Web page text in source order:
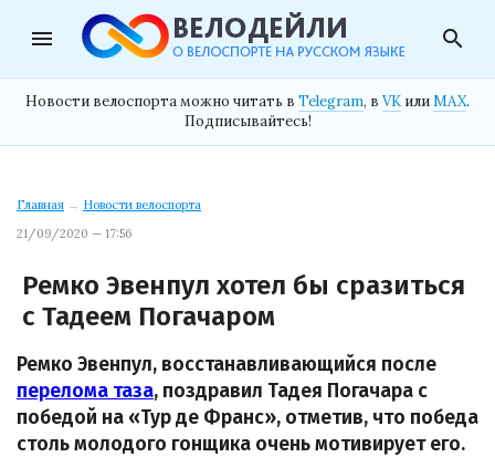
menu search
Новости велоспорта можно читать в Telegram, в VK илиMAX.
Подписывайтесь!
Главная → Новости велоспорта
21/09/2020 — 17:56
Ремко Эвенпул хотел бы сразиться
с Тадеем Погачаром
Ремко Эвенпул, восстанавливающийся после
перелома таза, поздравил Тадея Погачара с
победой на «Тур де Франс», отметив, что победа
столь молодого гонщика очень мотивирует его.